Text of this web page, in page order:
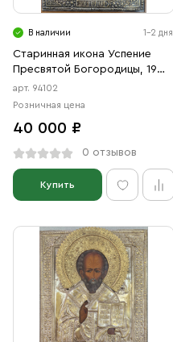
В наличии 1-2 дня
Старинная икона Успение
Пресвятой Богородицы, 19
век
арт. 94102
Розничная цена
40 000 ₽
0 отзывов
Купить